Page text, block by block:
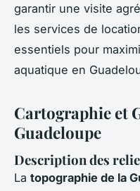
garantir une visite
les services de
essentiels pour
aquatique en
Cartographie et
Guadeloupe
Description des
La topographie de la